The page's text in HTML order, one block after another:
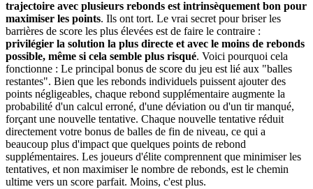
trajectoire avec plusieurs rebonds est intrinsèquement bon pour
maximiser les points. Ils ont tort. Le vrai secret pour briser les
barrières de score les plus élevées est de faire le contraire :
privilégier la solution la plus directe et avec le moins de rebonds
possible, même si cela semble plus risqué. Voici pourquoi cela
fonctionne : Le principal bonus de score du jeu est lié aux "balles
restantes". Bien que les rebonds individuels puissent ajouter des
points négligeables, chaque rebond supplémentaire augmente la
probabilité d'un calcul erroné, d'une déviation ou d'un tir manqué,
forçant une nouvelle tentative. Chaque nouvelle tentative réduit
directement votre bonus de balles de fin de niveau, ce qui a
beaucoup plus d'impact que quelques points de rebond
supplémentaires. Les joueurs d'élite comprennent que minimiser les
tentatives, et non maximiser le nombre de rebonds, est le chemin
ultime vers un score parfait. Moins, c'est plus.